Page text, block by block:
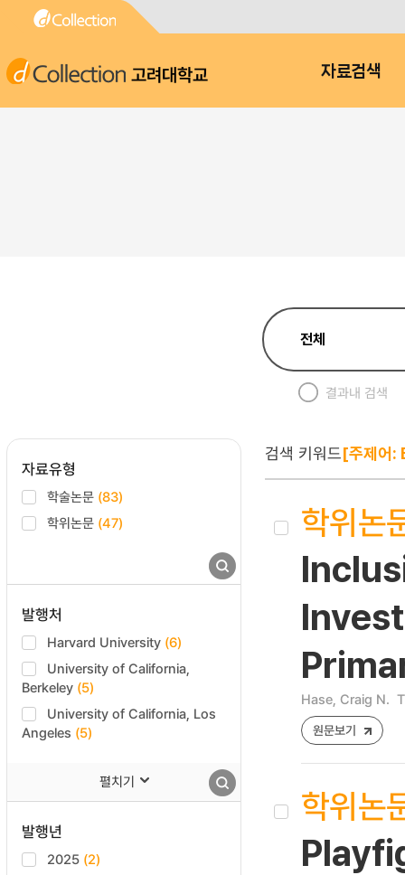
고려대학교 자료검색
결과내 검색
자료유형
학술논문 (83)
학위논문 (47)
발행처
Harvard University (6)
University of California,
Berkeley (5)
University of California, Los
Angeles (5)
펼치기
발행년
2025 (2)
검색 키워드[주제어
학위논
Hase, Craig N.
원문보기
학위논